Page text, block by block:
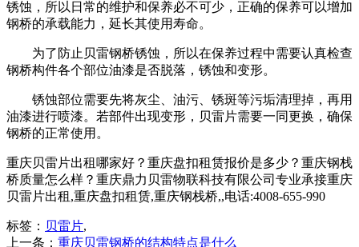
锈蚀，所以日常的维护和保养必不可少，正确的保养可以增加
钢桥的承载能力，延长其使用寿命。
为了防止贝雷钢桥锈蚀，所以在保养过程中需要认真检查
钢桥构件各个部位油漆是否脱落，锈蚀和变形。
锈蚀部位需要先将灰尘、油污、锈斑等污垢清理掉，再用
油漆进行喷漆。若部件出现变形，贝雷片需要一同更换，确保
钢桥的正常使用。
重庆贝雷片出租哪家好？重庆盘扣租赁报价是多少？重庆钢栈
桥质量怎么样？重庆鼎力贝雷物联科技有限公司专业承接重庆
贝雷片出租,重庆盘扣租赁,重庆钢栈桥,,电话:4008-655-990
标签： 贝雷片,
上一条： 重庆贝雷钢桥的结构特点是什么